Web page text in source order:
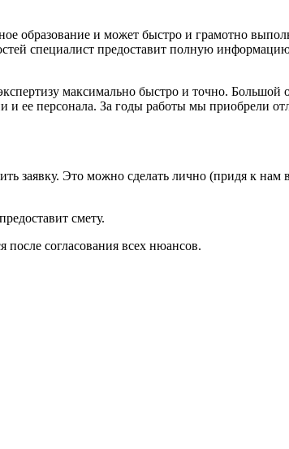
образование и может быстро и грамотно
специалист предоставит полную
максимально быстро и точно.
и ее персонала. За годы работы мы приобрели
заявку. Это можно сделать лично (придя к
смету.
согласования всех нюансов.